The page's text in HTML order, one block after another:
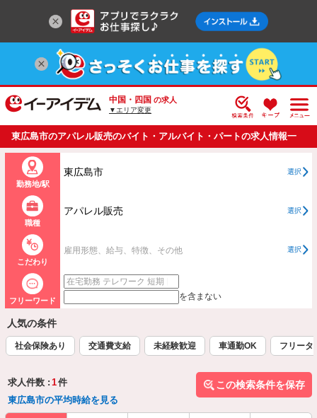
中国・四国 の求人
▼エリア変更
東広島市のアパレル販売のバイト・アルバイト・パートの求人情報一
覧
勤務地/駅
東広島市 選択
職種
アパレル販売 選択
こだわり
雇用形態、給与、特徴、その他 選択
フリーワード を含まない
人気の条件
社会保険あり 交通費支給 未経験歓迎 車通勤OK フリータ
求人件数 : 1件
東広島市の平均時給を見る
この検索条件を保存